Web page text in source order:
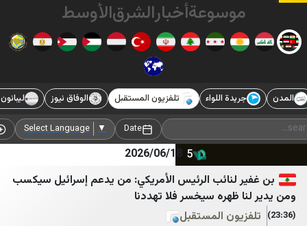
Red TV
Voice Of Lebanon 100.5
إعلام الوزارات اللبنانية
Lebanese DNA
شانا
شبستان
صراط نیوز
أخبارالشرقالأوسط
اللواء تلفزيون المستقبل الوفاق نيوز ليبانون فايلز
Select Language
Add Source
2026/06/18
لنائب الرئيس الأمريكي: من يدعم إسرائيل سيكسب
ظهره سيخسر فلا تهددنا
المستقبل